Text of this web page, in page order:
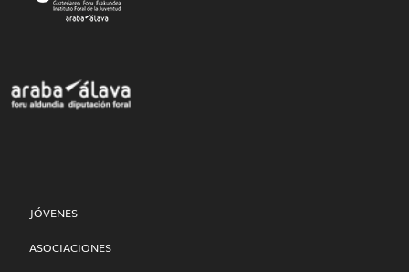
JÓVENES
ASOCIACIONES